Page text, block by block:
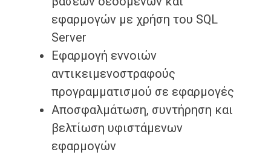
εφαρμογών με χρήση του SQL
Server
Εφαρμογή εννοιών
αντικειμενοστραφούς
προγραμματισμού σε εφαρμογές
Αποσφαλμάτωση, συντήρηση και
βελτίωση υφιστάμενων
εφαρμογών